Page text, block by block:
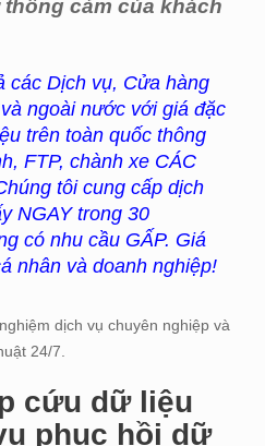
cảm của khách
các Dịch vụ, Cửa hàng
ngoài nước với giá đặc
trên toàn quốc thông
FTP, chành xe CÁC
tôi cung cấp dịch
NGAY trong 30
có nhu cầu GẤP. Giá
nhân và doanh nghiệp!
dịch vụ chuyên nghiệp và
24/7.
cứu dữ liệu
phục hồi dữ